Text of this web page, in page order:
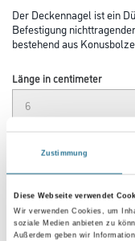
Zustimmung
Diese Webseite verwendet
Wir verwenden Cookies, um
soziale Medien anbieten zu
Außerdem geben wir
Der Deckennagel ist ein
Befestigung
bestehend aus
Länge in centimeter
Gebinde